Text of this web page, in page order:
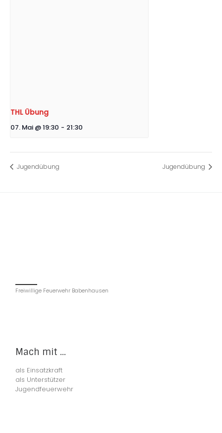
THL Übung
07. Mai @ 19:30 - 21:30
Jugendübung Jugendübung
Freiwillige Feuerwehr Babenhausen
Mach mit ...
als Einsatzkraft
als Unterstützer
Jugendfeuerwehr